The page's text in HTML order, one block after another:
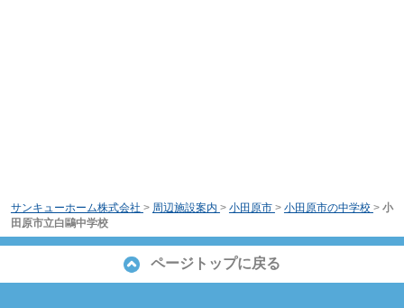
サンキューホーム株式会社 > 周辺施設案内 > 小田原市 > 小田原市の中学校 > 小
田原市立白鷗中学校
ページトップに戻る